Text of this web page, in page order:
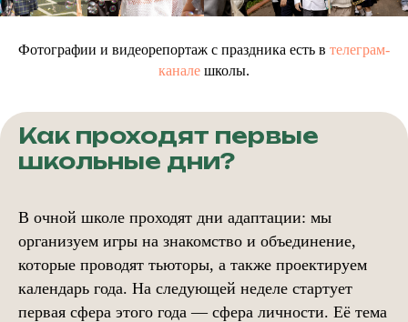
Фотографии и видеорепортаж с праздника есть в телеграм-
канале школы.
Как проходят первые
школьные дни?
В очной школе проходят дни адаптации: мы
организуем игры на знакомство и объединение,
которые проводят тьюторы, а также проектируем
календарь года. На следующей неделе стартует
первая сфера этого года — сфера личности. Её тема